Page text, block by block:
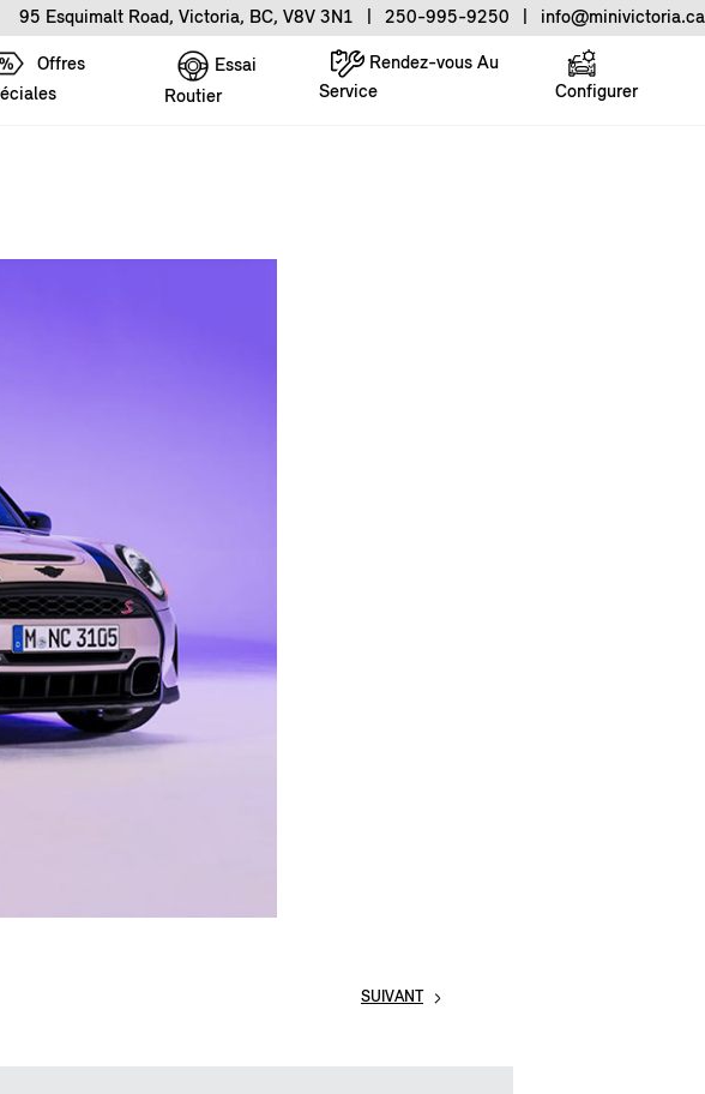
95 Esquimalt Road, Victoria, BC, V8V 3N1 250-995-9250 info@minivictoria.ca
Rendez-vous Au
Service
Essai
Routier
Offres
Configurer
SUIVANT